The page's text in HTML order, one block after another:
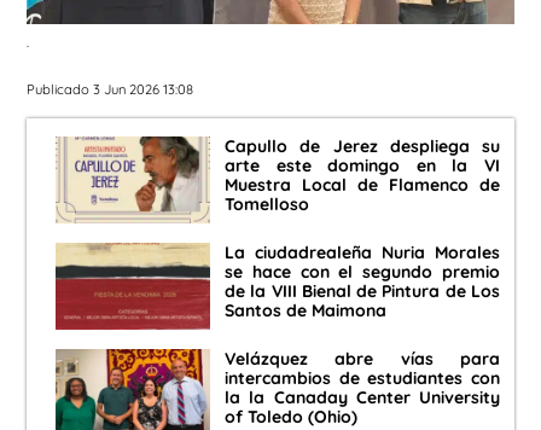
.
Publicado 3 Jun 2026 13:08
Capullo de Jerez despliega su
arte este domingo en la VI
Muestra Local de Flamenco de
Tomelloso
La ciudadrealeña Nuria Morales
se hace con el segundo premio
de la VIII Bienal de Pintura de Los
Santos de Maimona
Velázquez abre vías para
intercambios de estudiantes con
la la Canaday Center University
of Toledo (Ohio)